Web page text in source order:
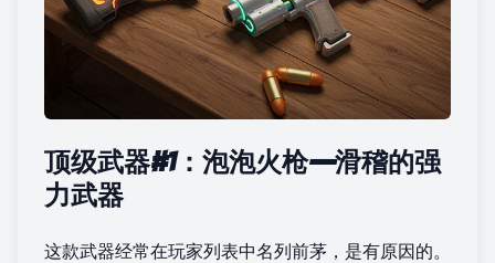
顶级武器#1：泡泡火枪——滑稽的强
力武器
这款武器经常在玩家列表中名列前茅，是有原因的。